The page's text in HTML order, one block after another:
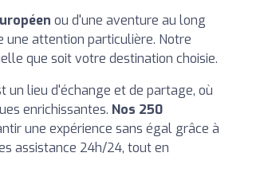
ou d'une aventure au long
une attention particulière. Notre
que soit votre destination choisie.
un lieu d'échange et de partage, où
enrichissantes. Nos 250
une expérience sans égal grâce à
assistance 24h/24, tout en